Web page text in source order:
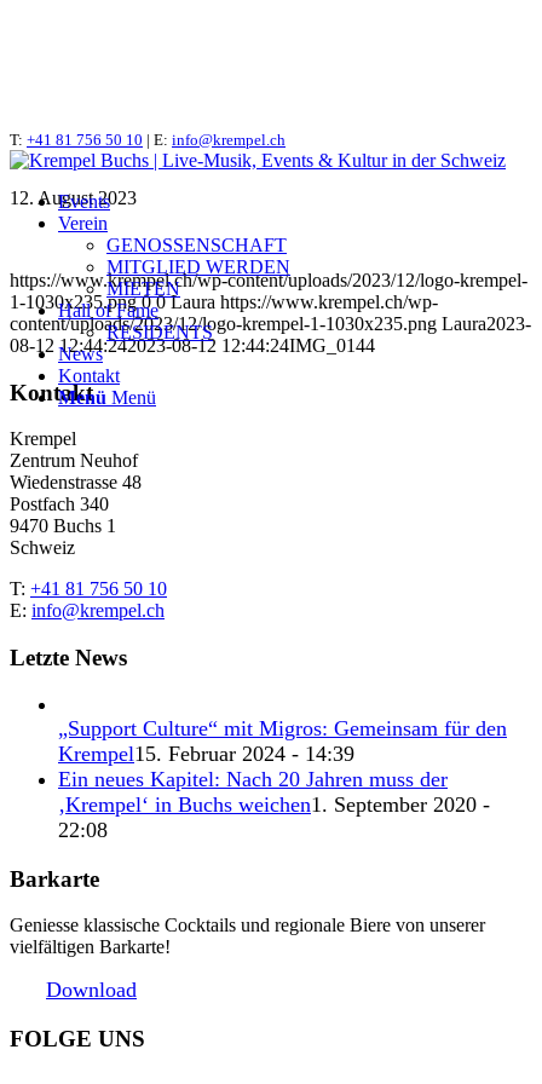
T: +41 81 756 50 10 | E: info@krempel.ch
Events
Verein
GENOSSENSCHAFT
MITGLIED WERDEN
MIETEN
Hall of Fame
RESIDENTS
News
Kontakt
Menü Menü
IMG_0144
12. August 2023
https://www.krempel.ch/wp-content/uploads/2023/12/logo-krempel-
1-1030x235.png 0 0 Laura https://www.krempel.ch/wp-
content/uploads/2023/12/logo-krempel-1-1030x235.png Laura2023-
08-12 12:44:242023-08-12 12:44:24IMG_0144
Kontakt
Krempel
Zentrum Neuhof
Wiedenstrasse 48
Postfach 340
9470 Buchs 1
Schweiz
T: +41 81 756 50 10
E: info@krempel.ch
Letzte News
„Support Culture“ mit Migros: Gemeinsam für den
Krempel15. Februar 2024 - 14:39
Ein neues Kapitel: Nach 20 Jahren muss der
‚Krempel‘ in Buchs weichen1. September 2020 -
22:08
Barkarte
Geniesse klassische Cocktails und regionale Biere von unserer
vielfältigen Barkarte!
Download
FOLGE UNS